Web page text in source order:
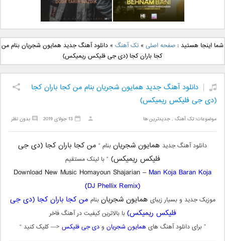
دانلود آهنگ جدید بهنام
بانی بنام قرص قمر 2
دانلود آهنگ جدید علی
یاسینی بنام دورترین نزدیک
شما اینجا هستید :صفحه اصلی »تک آهنگ »دانلود آهنگ جدید همایون شجریان بنام من
کجا باران کجا (دی جی فلیکس ریمیکس)
دانلود آهنگ جدید همایون شجریان بنام من کجا باران کجا
(دی جی فلیکس ریمیکس)
موضوعات:تک آهنگ ,جدیدترین ها بدون نظر 13 جولای 2019
دانلود آهنگ جدید همایون شجریانبنام “ من کجا باران کجا (دی جی
فلیکس ریمیکس)” با لینک مستقیم
Download New Music Homayoun Shajarian – Man Koja Baran Koja
(DJ Phellix Remix)
موزیک جدید و بسیار زیبای همایون شجریانبنام من کجا باران کجا (دی جی
فلیکس ریمیکس)با بالاترین کیفیت در آهنگ فاخر
” برای دانلود آهنگ های همایون شجریان ودی جی فلیکس <— کلیک کنید “